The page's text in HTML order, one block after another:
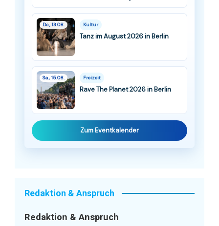
Do., 13.08. Kultur
Tanz im August 2026 in Berlin
Sa., 15.08. Freizeit
Rave The Planet 2026 in Berlin
Zum Eventkalender
Redaktion & Anspruch
Redaktion & Anspruch